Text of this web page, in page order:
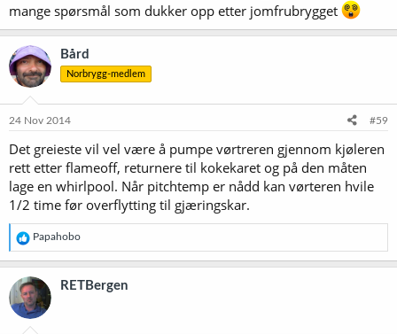
mange spørsmål som dukker opp etter jomfrubrygget
Bård
Norbrygg-medlem
24 Nov 2014 #59
Det greieste vil vel være å pumpe vørtreren gjennom kjøleren
rett etter flameoff, returnere til kokekaret og på den måten
lage en whirlpool. Når pitchtemp er nådd kan vørteren hvile
1/2 time før overflytting til gjæringskar.
R
e
a
k
s
j
o
Papahobo
RETBergen